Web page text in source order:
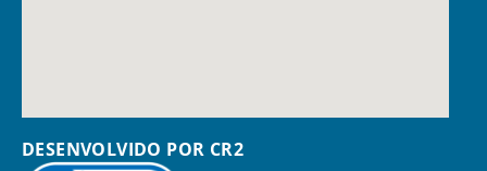
DESENVOLVIDO POR CR2